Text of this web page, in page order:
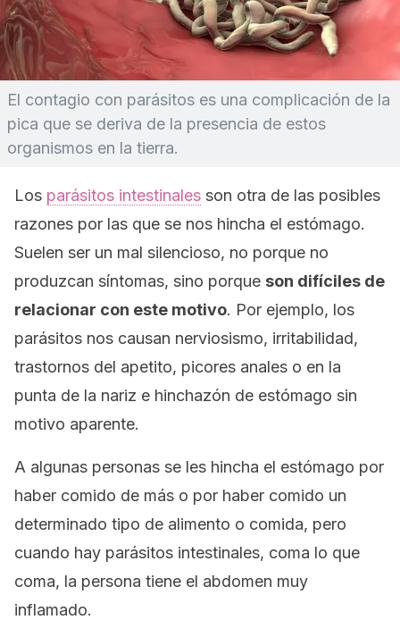
El contagio con parásitos es una complicación de la
pica que se deriva de la presencia de estos
organismos en la tierra.
Los parásitos intestinales son otra de las posibles
razones por las que se nos hincha el estómago.
Suelen ser un mal silencioso, no porque no
produzcan síntomas, sino porque son difíciles de
relacionar con este motivo. Por ejemplo, los
parásitos nos causan nerviosismo, irritabilidad,
trastornos del apetito, picores anales o en la
punta de la nariz e hinchazón de estómago sin
motivo aparente.
A algunas personas se les hincha el estómago por
haber comido de más o por haber comido un
determinado tipo de alimento o comida, pero
cuando hay parásitos intestinales, coma lo que
coma, la persona tiene el abdomen muy
inflamado.